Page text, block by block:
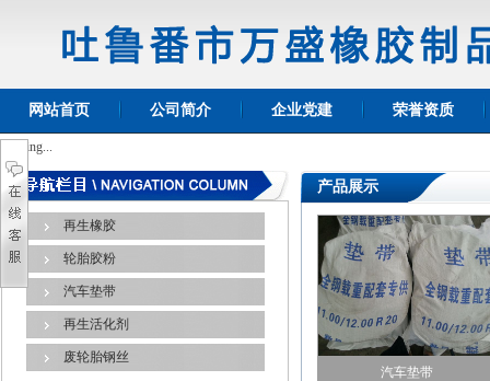
网站首页 公司简介 企业党建 荣誉资质
Loading...
再生橡胶
轮胎胶粉
汽车垫带
再生活化剂
废轮胎钢丝
产品展示
汽车垫带